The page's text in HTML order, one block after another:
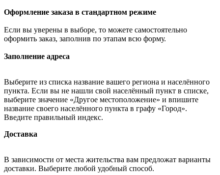
Оформление заказа в стандартном режиме
Если вы уверены в выборе, то можете самостоятельно
оформить заказ, заполнив по этапам всю форму.
Заполнение адреса
Выберите из списка название вашего региона и населённого
пункта. Если вы не нашли свой населённый пункт в списке,
выберите значение «Другое местоположение» и впишите
название своего населённого пункта в графу «Город».
Введите правильный индекс.
Доставка
В зависимости от места жительства вам предложат варианты
доставки. Выберите любой удобный способ.